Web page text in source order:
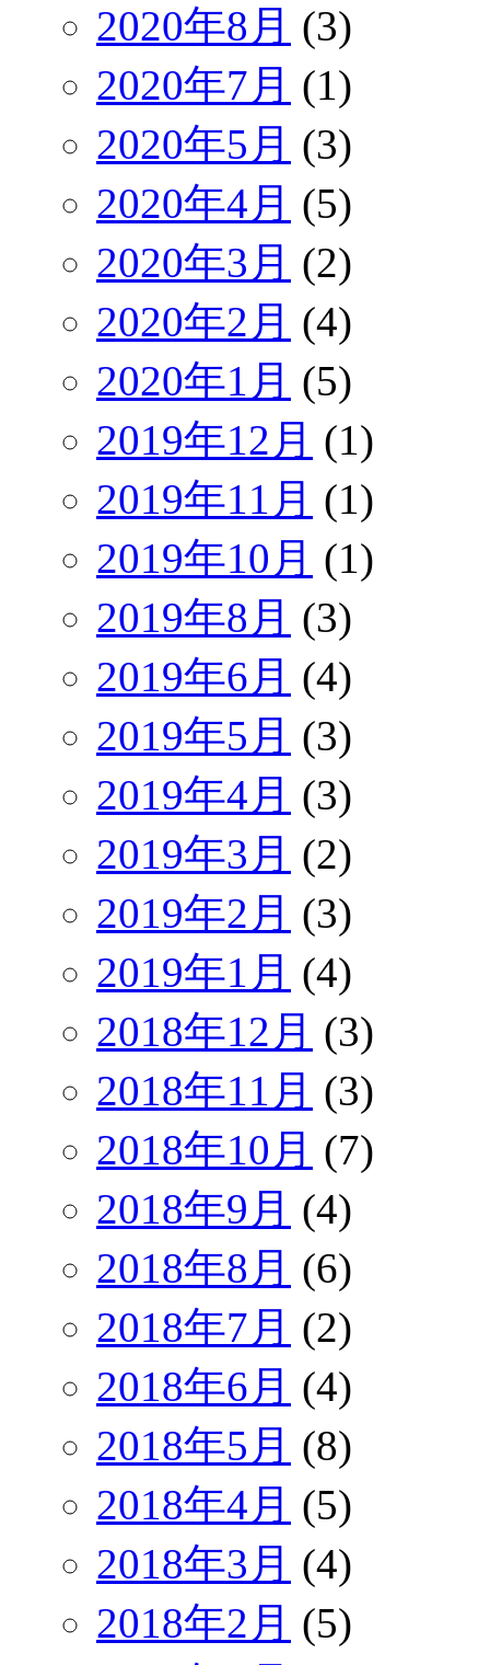
2020年8月 (3)
2020年7月 (1)
2020年5月 (3)
2020年4月 (5)
2020年3月 (2)
2020年2月 (4)
2020年1月 (5)
2019年12月 (1)
2019年11月 (1)
2019年10月 (1)
2019年8月 (3)
2019年6月 (4)
2019年5月 (3)
2019年4月 (3)
2019年3月 (2)
2019年2月 (3)
2019年1月 (4)
2018年12月 (3)
2018年11月 (3)
2018年10月 (7)
2018年9月 (4)
2018年8月 (6)
2018年7月 (2)
2018年6月 (4)
2018年5月 (8)
2018年4月 (5)
2018年3月 (4)
2018年2月 (5)